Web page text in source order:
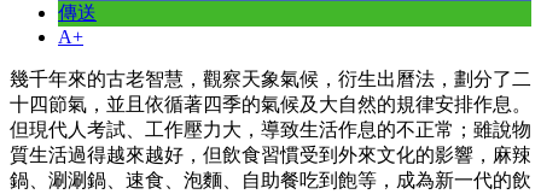
傳送
A+
幾千年來的古老智慧，觀察天象氣候，衍生出曆法，劃分了二
十四節氣，並且依循著四季的氣候及大自然的規律安排作息。
但現代人考試、工作壓力大，導致生活作息的不正常；雖說物
質生活過得越來越好，但飲食習慣受到外來文化的影響，麻辣
鍋、涮涮鍋、速食、泡麵、自助餐吃到飽等，成為新一代的飲